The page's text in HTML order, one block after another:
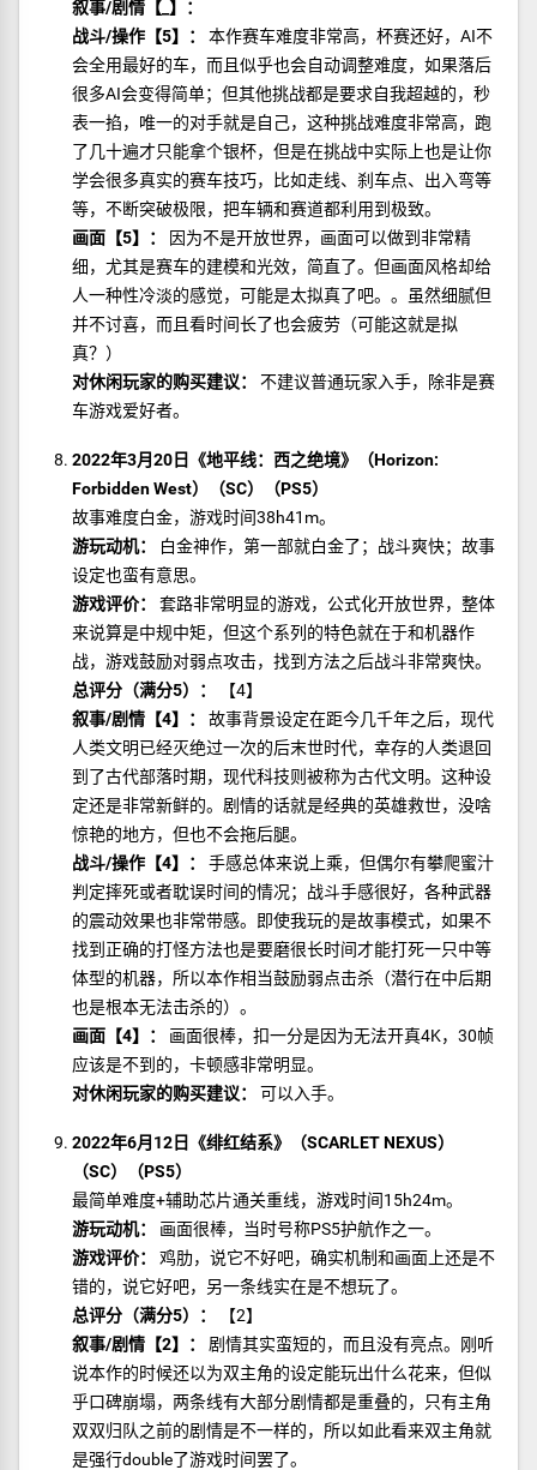
叙事/剧情【_】：
战斗/操作【5】：
本作赛车难度非常高，杯赛还好，AI不
会全用最好的车，而且似乎也会自动调整难度，如果落后
很多AI会变得简单；但其他挑战都是要求自我超越的，秒
表一掐，唯一的对手就是自己，这种挑战难度非常高，跑
了几十遍才只能拿个银杯，但是在挑战中实际上也是让你
学会很多真实的赛车技巧，比如走线、刹车点、出入弯等
等，不断突破极限，把车辆和赛道都利用到极致。
画面【5】：
因为不是开放世界，画面可以做到非常精
细，尤其是赛车的建模和光效，简直了。但画面风格却给
人一种性冷淡的感觉，可能是太拟真了吧。。虽然细腻但
并不讨喜，而且看时间长了也会疲劳（可能这就是拟
真？）
对休闲玩家的购买建议：
不建议普通玩家入手，除非是赛
车游戏爱好者。
2022年3月20日《地平线：西之绝境》（Horizon:
Forbidden West）（SC）（PS5）
故事难度白金，游戏时间38h41m。
游玩动机：
白金神作，第一部就白金了；战斗爽快；故事
设定也蛮有意思。
游戏评价：
套路非常明显的游戏，公式化开放世界，整体
来说算是中规中矩，但这个系列的特色就在于和机器作
战，游戏鼓励对弱点攻击，找到方法之后战斗非常爽快。
总评分（满分5）：
【4】
叙事/剧情【4】：
故事背景设定在距今几千年之后，现代
人类文明已经灭绝过一次的后末世时代，幸存的人类退回
到了古代部落时期，现代科技则被称为古代文明。这种设
定还是非常新鲜的。剧情的话就是经典的英雄救世，没啥
惊艳的地方，但也不会拖后腿。
战斗/操作【4】：
手感总体来说上乘，但偶尔有攀爬蜜汁
判定摔死或者耽误时间的情况；战斗手感很好，各种武器
的震动效果也非常带感。即使我玩的是故事模式，如果不
找到正确的打怪方法也是要磨很长时间才能打死一只中等
体型的机器，所以本作相当鼓励弱点击杀（潜行在中后期
也是根本无法击杀的）。
画面【4】：
画面很棒，扣一分是因为无法开真4K，30帧
应该是不到的，卡顿感非常明显。
对休闲玩家的购买建议：
可以入手。
2022年6月12日《绯红结系》（SCARLET NEXUS）
（SC）（PS5）
最简单难度+辅助芯片通关重线，游戏时间15h24m。
游玩动机：
画面很棒，当时号称PS5护航作之一。
游戏评价：
鸡肋，说它不好吧，确实机制和画面上还是不
错的，说它好吧，另一条线实在是不想玩了。
总评分（满分5）：
【2】
叙事/剧情【2】：
剧情其实蛮短的，而且没有亮点。刚听
说本作的时候还以为双主角的设定能玩出什么花来，但似
乎口碑崩塌，两条线有大部分剧情都是重叠的，只有主角
双双归队之前的剧情是不一样的，所以如此看来双主角就
是强行double了游戏时间罢了。